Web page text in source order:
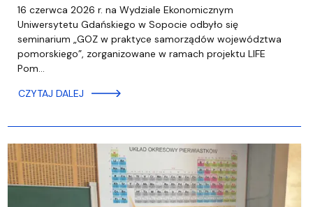
16 czerwca 2026 r. na Wydziale Ekonomicznym
Uniwersytetu Gdańskiego w Sopocie odbyło się
seminarium „GOZ w praktyce samorządów województwa
pomorskiego”, zorganizowane w ramach projektu LIFE
Pom…
CZYTAJ DALEJ